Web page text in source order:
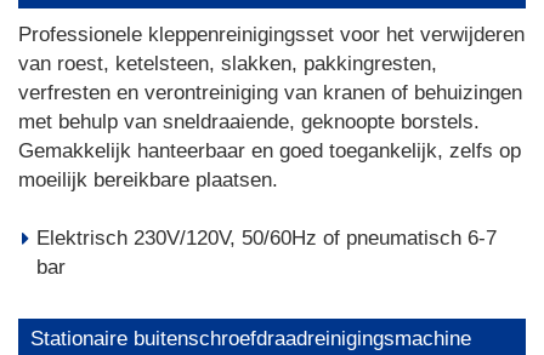
Professionele kleppenreinigingsset voor het verwijderen
van roest, ketelsteen, slakken, pakkingresten,
verfresten en verontreiniging van kranen of behuizingen
met behulp van sneldraaiende, geknoopte borstels.
Gemakkelijk hanteerbaar en goed toegankelijk, zelfs op
moeilijk bereikbare plaatsen.
Elektrisch 230V/120V, 50/60Hz of pneumatisch 6-7
bar
Stationaire buitenschroefdraadreinigingsmachine